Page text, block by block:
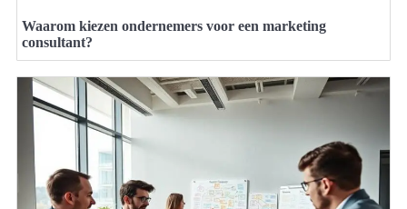
Waarom kiezen ondernemers voor een marketing
consultant?